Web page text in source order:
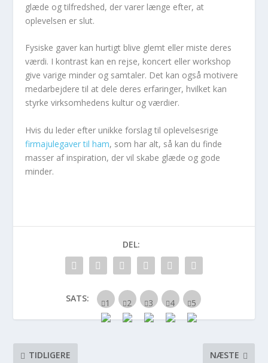
glæde og tilfredshed, der varer længe efter, at
oplevelsen er slut.
Fysiske gaver kan hurtigt blive glemt eller miste deres
værdi. I kontrast kan en rejse, koncert eller workshop
give varige minder og samtaler. Det kan også motivere
medarbejdere til at dele deres erfaringer, hvilket kan
styrke virksomhedens kultur og værdier.
Hvis du leder efter unikke forslag til oplevelsesrige
firmajulegaver til ham, som har alt, så kan du finde
masser af inspiration, der vil skabe glæde og gode
minder.
DEL:
SATS:
TIDLIGERE NÆSTE